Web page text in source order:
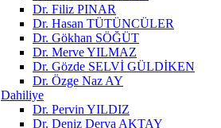
Dr. Filiz PINAR
Dr. Hasan TÜTÜNCÜLER
Dr. Gökhan SÖĞÜT
Dr. Merve YILMAZ
Dr. Gözde SELVİ GÜLDİKEN
Dr. Özge Naz AY
Dahiliye
Dr. Pervin YILDIZ
Dr. Deniz Derya AKTAY